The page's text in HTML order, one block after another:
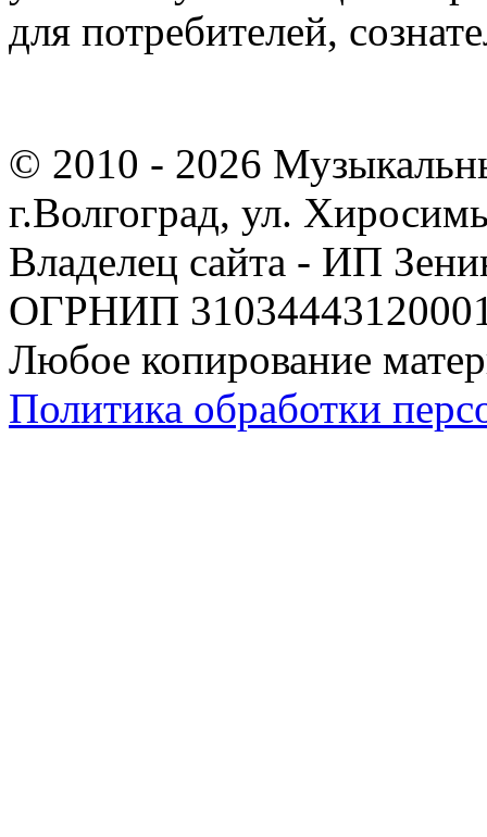
для потребителей,
© 2010 - 2026
г.Волгоград, ул.
Владелец сайта - ИП
ОГРНИП
Любое копирование
Политика обработки